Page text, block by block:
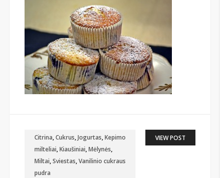
Citrina,Cukrus,Jogurtas,Kepimo
milteliai,Kiaušiniai,Mėlynės,
Miltai,Sviestas,Vanilinio cukraus
pudra
VIEW POST